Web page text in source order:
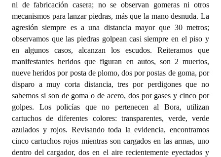
ni de fabricación casera; no se observan gomeras ni otros
mecanismos para lanzar piedras, más que la mano desnuda. La
agresión siempre es a una distancia mayor que 30 metros;
observamos que las piedras golpean casi siempre en el piso y
en algunos casos, alcanzan los escudos. Reiteramos que
manifestantes heridos que figuran en autos, son 2 muertos,
nueve heridos por posta de plomo, dos por postas de goma, por
disparo a muy corta distancia, tres por perdigones que no
sabemos si son de goma o de acero, dos por gases y cinco por
golpes. Los policías que no pertenecen al Bora, utilizan
cartuchos de diferentes colores: transparentes, verde, verde
azulados y rojos. Revisando toda la evidencia, encontramos
cinco cartuchos rojos mientras son cargados en las armas, uno
dentro del cargador, dos en el aire recientemente eyectados y